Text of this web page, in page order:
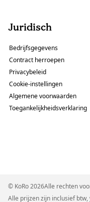
Juridisch
Bedrijfsgegevens
Contract herroepen
Privacybeleid
Cookie-instellingen
Algemene voorwaarden
Toegankelijkheidsverklaring
© KoRo 2026Alle rechten
Alle prijzen zijn inclusief btw,